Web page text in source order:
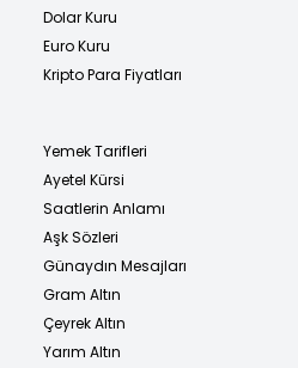
Dolar Kuru
Euro Kuru
Kripto Para Fiyatları
Yemek Tarifleri
Ayetel Kürsi
Saatlerin Anlamı
Aşk Sözleri
Günaydın Mesajları
Gram Altın
Çeyrek Altın
Yarım Altın